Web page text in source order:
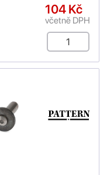
104 Kč
včetně DPH